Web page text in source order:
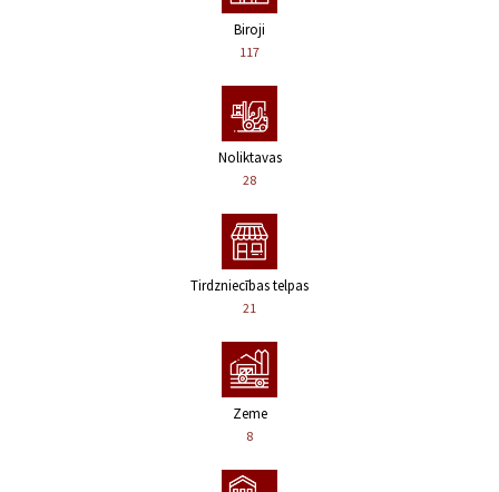
Biroji
117
Noliktavas
28
Tirdzniecības telpas
21
Zeme
8